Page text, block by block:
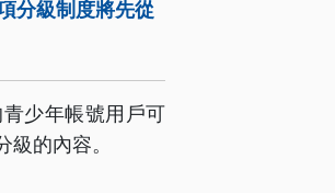
分級制度將先從
少年帳號用戶可
的內容。